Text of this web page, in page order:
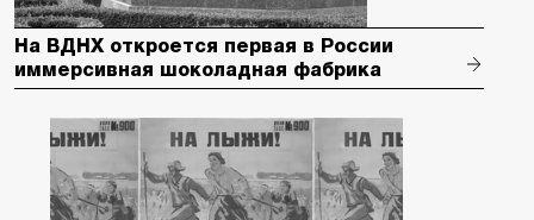
На ВДНХ откроется первая в России
иммерсивная шоколадная фабрика